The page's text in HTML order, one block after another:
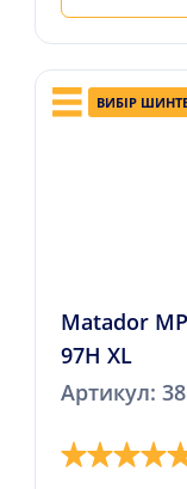
ВИБІР
Matador
97H XL
Артикул: